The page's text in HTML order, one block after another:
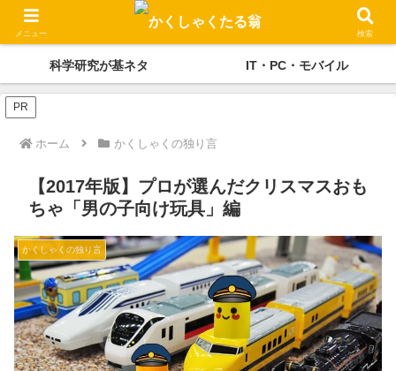
かくしゃくの独り言 メディケーション
科学研究が基ネタ IT・PC・モバイル
PR
ホーム かくしゃくの独り言
【2017年版】プロが選んだクリスマスおも
ちゃ「男の子向け玩具」編
かくしゃくの独り言
メニュー 検索